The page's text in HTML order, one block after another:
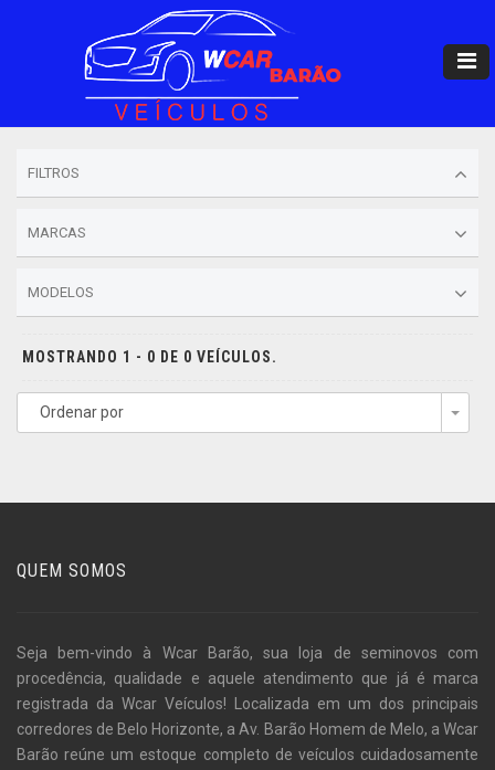
FILTROS
MARCAS
MODELOS
MOSTRANDO 1 - 0 DE 0 VEÍCULOS.
Ordenar por
QUEM SOMOS
Seja bem-vindo à Wcar Barão, sua loja de seminovos com
procedência, qualidade e aquele atendimento que já é marca
registrada da Wcar Veículos! Localizada em um dos principais
corredores de Belo Horizonte, a Av. Barão Homem de Melo, a Wcar
Barão reúne um estoque completo de veículos cuidadosamente